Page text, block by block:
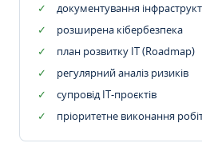
документування
розширена кібербезпека
план розвитку IT (Roadmap)
регулярний аналіз ризиків
супровід ІТ-проєктів
пріоритетне виконання